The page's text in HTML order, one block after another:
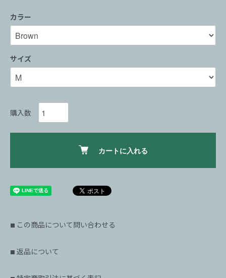
カラー
サイズ
購入数
カートに入れる
■ この商品について問い合わせる
■ 返品について